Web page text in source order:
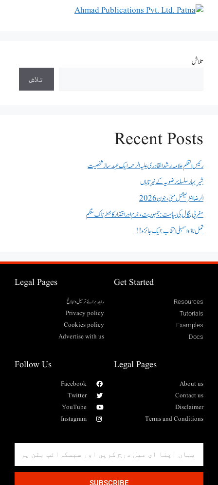
تلاش
تلاش
Recent Posts
رئیس القلم علامہ ارشد القادری علیہ الرحمہ ایک عہد ساز شخصیت
شیرِ بہار سلسلۂ رضویہ کے نیرِ تاباں
الرضا انٹر نیشنل مئی، جون 2026
مغربی بنگال کی سیاست:جمہوریت، جرم اور اقتدار کا خطرناک سنگم
تمل ناڈو اسمبلی انتخاب : ایک جائزہ !!
Get Started
Resources
Tutorials
Examples
Docs
Legal Pages
رابطہ برائے ترسیل وابلاغ
Privacy policy
Cookies policy
Advertise with us
Legal Pages
About us
Contact us
Disclaimer
Terms and Conditions
Follow Us
Facebook
Twitter
YouTube
Instagram
SUBSCRIBE